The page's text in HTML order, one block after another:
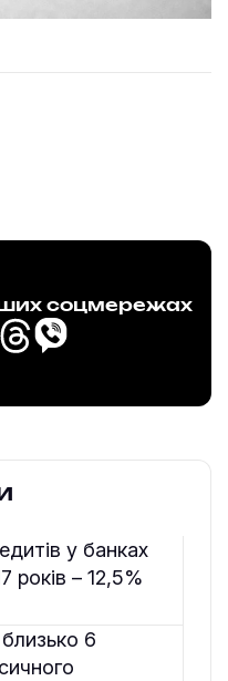
соцмережах
у банках
років – 12,5%
6